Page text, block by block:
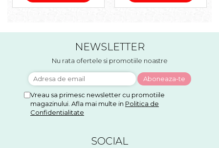
NEWSLETTER
Nu rata ofertele si promotiile noastre
Vreau sa primesc newsletter cu promotiile
magazinului. Afla mai multe in Politica de
Confidentialitate
SOCIAL